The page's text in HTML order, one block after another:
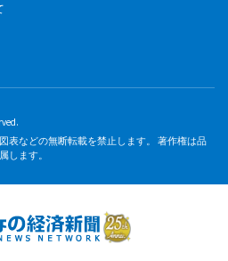
表などの無断転載を禁止します。 著作権は品
します。